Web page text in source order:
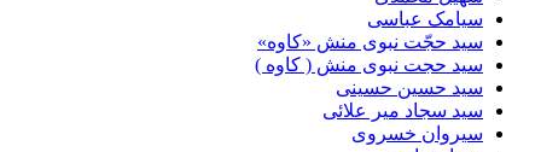
سیامک عباسی
سید حجّت نبوی منش «کاوه»
سید حجت نبوی منش ( کاوه )
سید حسین حسینى
سید سجاد میر علائی
سیروان خسروی